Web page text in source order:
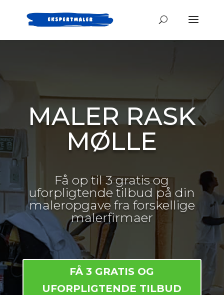
MALER RASK
MØLLE
Få op til 3 gratis og
uforpligtende tilbud på din
maleropgave fra forskellige
malerfirmaer
FÅ 3 GRATIS OG
UFORPLIGTENDE TILBUD